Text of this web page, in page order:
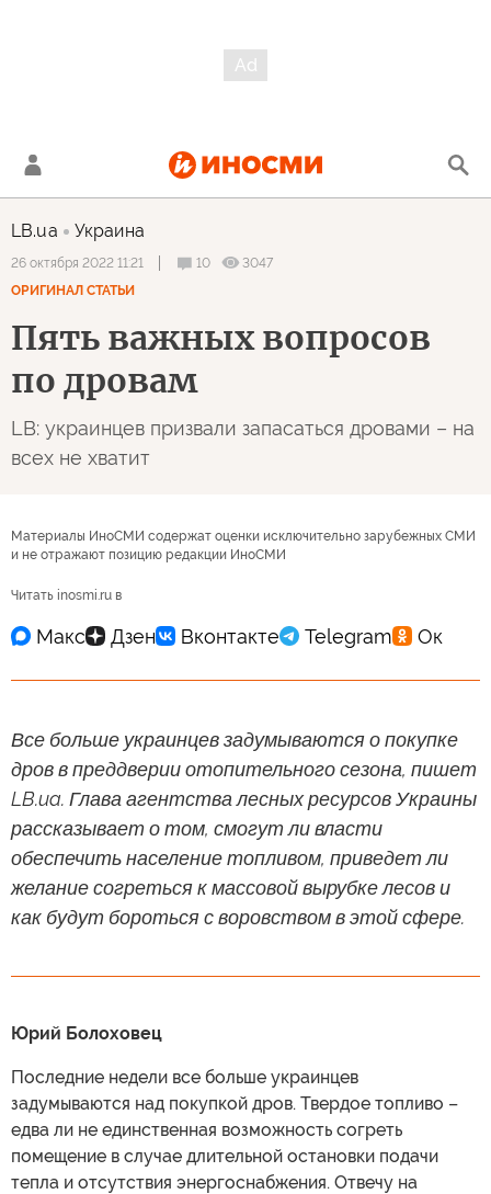
LB.ua Украина
26 октября 2022 11:21 10
3047
ОРИГИНАЛ СТАТЬИ
Пять важных вопросов
по дровам
LB: украинцев призвали запасаться дровами – на
всех не хватит
Материалы ИноСМИ содержат оценки исключительно зарубежных СМИ
и не отражают позицию редакции ИноСМИ
Читать inosmi.ru в
Все больше украинцев задумываются о покупке
дров в преддверии отопительного сезона, пишет
LB.ua. Глава агентства лесных ресурсов Украины
рассказывает о том, смогут ли власти
обеспечить население топливом, приведет ли
желание согреться к массовой вырубке лесов и
как будут бороться с воровством в этой сфере.
Юрий Болоховец
Последние недели все больше украинцев
задумываются над покупкой дров. Твердое топливо –
едва ли не единственная возможность согреть
помещение в случае длительной остановки подачи
тепла и отсутствия энергоснабжения. Отвечу на